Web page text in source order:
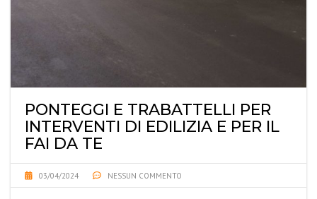
PONTEGGI E TRABATTELLI PER
INTERVENTI DI EDILIZIA E PER IL
FAI DA TE
03/04/2024 NESSUN COMMENTO